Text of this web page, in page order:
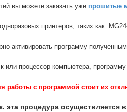
вы можете заказать уже прошитые
принтеров, таких как:
активировать программу
или процессор компьютера,
работы с программой стоит их
эта процедура осуществляется